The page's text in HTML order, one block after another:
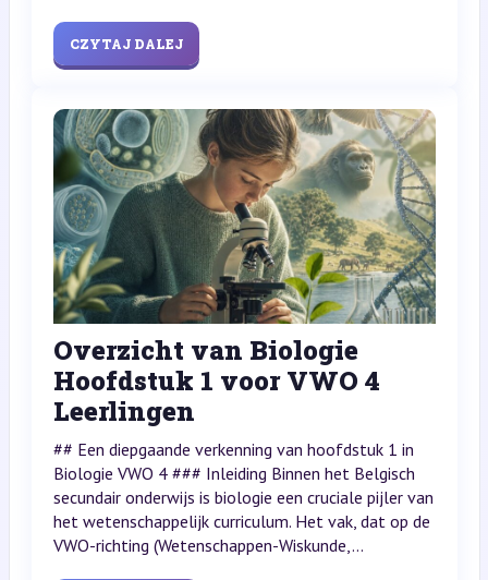
CZYTAJ DALEJ
Overzicht van Biologie
Hoofdstuk 1 voor VWO 4
Leerlingen
## Een diepgaande verkenning van hoofdstuk 1 in
Biologie VWO 4 ### Inleiding Binnen het Belgisch
secundair onderwijs is biologie een cruciale pijler van
het wetenschappelijk curriculum. Het vak, dat op de
VWO-richting (Wetenschappen-Wiskunde,...